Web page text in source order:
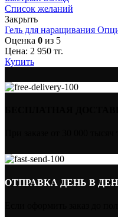
Список желаний
Закрыть
Гель для наращивания
Оценка 0 из 5
Цена: 2 950 тг.
Купить
ОТПРАВКА ДЕНЬ В